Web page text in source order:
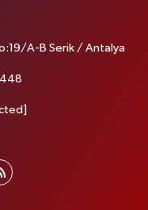
A-B Serik / Antalya